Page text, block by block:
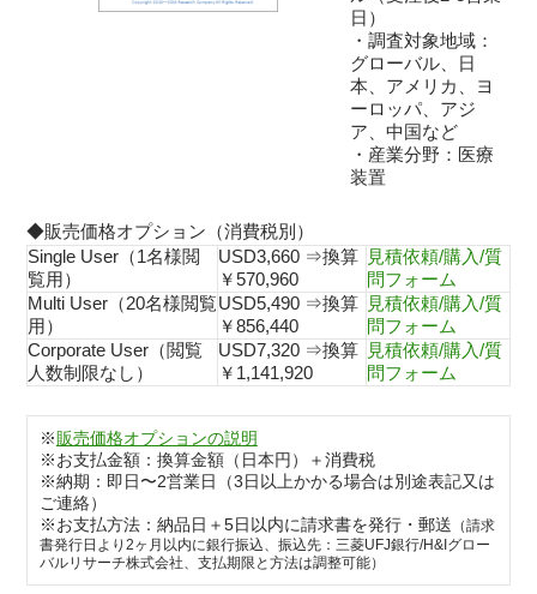
日）
・調査対象地域：
グローバル、日
本、アメリカ、ヨ
ーロッパ、アジ
ア、中国など
・産業分野：医療
装置
◆販売価格オプション（消費税別）
Single User（1名様閲
覧用）
USD3,660 ⇒換算
￥570,960
見積依頼/購入/質
問フォーム
Multi User（20名様閲覧
用）
USD5,490 ⇒換算
￥856,440
見積依頼/購入/質
問フォーム
Corporate User（閲覧
人数制限なし）
USD7,320 ⇒換算
￥1,141,920
見積依頼/購入/質
問フォーム
※販売価格オプションの説明
※お支払金額：換算金額（日本円）＋消費税
※納期：即日〜2営業日（3日以上かかる場合は別途表記又は
ご連絡）
※お支払方法：納品日＋5日以内に請求書を発行・郵送 （請求
書発行日より2ヶ月以内に銀行振込、振込先：三菱UFJ銀行/H&Iグロー
バルリサーチ株式会社、支払期限と方法は調整可能）